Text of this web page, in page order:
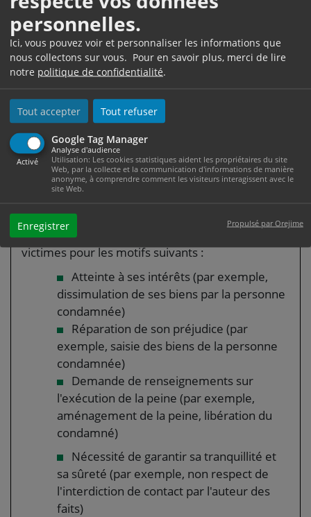
personnelles.
Ici, vous pouvez voir et personnaliser les informations que
nous collectons sur vous. Pour en savoir plus, merci de lire
notre politique de confidentialité.
Tout accepter Tout refuser
Google Tag Manager
Activé
Analyse d'audience
Utilisation: Les cookies statistiques aident les propriétaires du site
Web, par la collecte et la communication d'informations de manière
anonyme, à comprendre comment les visiteurs interagissent avec le
site Web.
Enregistrer Propulsé par Orejime
la victime. Elle peut pour cela se faire aider par un
commissaire de justice (anciennement huissier
de justice et commissaire-priseur judiciaire) ou
par le <a href="https://www.ville-
mazamet.com/etat-civil/?xml=F1744">service
d'infractions (Sarvi)</a>.
Information et protection
La victime peut s'adresser au juge délégué aux
victimes pour les motifs suivants :
Atteinte à ses intérêts (par exemple,
dissimulation de ses biens par la personne
condamnée)
Réparation de son préjudice (par
exemple, saisie des biens de la personne
condamnée)
Demande de renseignements sur
l'exécution de la peine (par exemple,
aménagement de la peine, libération du
condamné)
Nécessité de garantir sa tranquillité et
sa sûreté (par exemple, non respect de
l'interdiction de contact par l'auteur des
faits)